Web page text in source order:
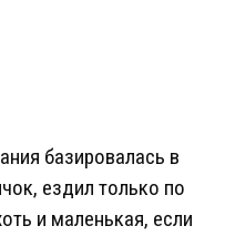
базировалась в
ездил только по
и маленькая, если